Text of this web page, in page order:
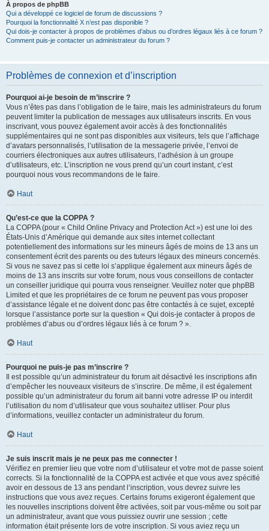
À propos de phpBB
Qui a développé ce logiciel de forum de discussions ?
Pourquoi la fonctionnalité X n’est pas disponible ?
Qui dois-je contacter à propos de problèmes d’abus ou d’ordres légaux liés à ce forum ?
Comment puis-je contacter un administrateur du forum ?
Problèmes de connexion et d’inscription
Pourquoi ai-je besoin de m’inscrire ?
Vous n’êtes pas dans l’obligation de le faire, mais les administrateurs du forum
peuvent limiter la publication de messages aux utilisateurs inscrits. En vous
inscrivant, vous pouvez également avoir accès à des fonctionnalités
supplémentaires qui ne sont pas disponibles aux visiteurs, tels que l’affichage
d’avatars personnalisés, l’utilisation de la messagerie privée, l’envoi de
courriers électroniques aux autres utilisateurs, l’adhésion à un groupe
d’utilisateurs, etc. L’inscription ne vous prend qu’un court instant, c’est
pourquoi nous vous recommandons de le faire.
Haut
Qu’est-ce que la COPPA ?
La COPPA (pour « Child Online Privacy and Protection Act ») est une loi des
États-Unis d’Amérique qui demande aux sites internet collectant
potentiellement des informations sur les mineurs âgés de moins de 13 ans un
consentement écrit des parents ou des tuteurs légaux des mineurs concernés.
Si vous ne savez pas si cette loi s’applique également aux mineurs âgés de
moins de 13 ans inscrits sur votre forum, nous vous conseillons de contacter
un conseiller juridique qui pourra vous renseigner. Veuillez noter que phpBB
Limited et que les propriétaires de ce forum ne peuvent pas vous proposer
d’assistance légale et ne doivent donc pas être contactés à ce sujet, excepté
lorsque l’assistance porte sur la question « Qui dois-je contacter à propos de
problèmes d’abus ou d’ordres légaux liés à ce forum ? ».
Haut
Pourquoi ne puis-je pas m’inscrire ?
Il est possible qu’un administrateur du forum ait désactivé les inscriptions afin
d’empêcher les nouveaux visiteurs de s’inscrire. De même, il est également
possible qu’un administrateur du forum ait banni votre adresse IP ou interdit
l’utilisation du nom d’utilisateur que vous souhaitez utiliser. Pour plus
d’informations, veuillez contacter un administrateur du forum.
Haut
Je suis inscrit mais je ne peux pas me connecter !
Vérifiez en premier lieu que votre nom d’utilisateur et votre mot de passe soient
corrects. Si la fonctionnalité de la COPPA est activée et que vous avez spécifié
avoir en dessous de 13 ans pendant l’inscription, vous devrez suivre les
instructions que vous avez reçues. Certains forums exigeront également que
les nouvelles inscriptions doivent être activées, soit par vous-même ou soit par
un administrateur, avant que vous puissiez ouvrir une session ; cette
information était présente lors de votre inscription. Si vous aviez reçu un